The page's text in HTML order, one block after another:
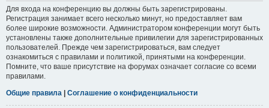
Для входа на конференцию вы должны быть зарегистрированы.
Регистрация занимает всего несколько минут, но предоставляет вам
более широкие возможности. Администратором конференции могут быть
установлены также дополнительные привилегии для зарегистрированных
пользователей. Прежде чем зарегистрироваться, вам следует
ознакомиться с правилами и политикой, принятыми на конференции.
Помните, что ваше присутствие на форумах означает согласие со всеми
правилами.
Общие правила
Соглашение о конфиденциальности